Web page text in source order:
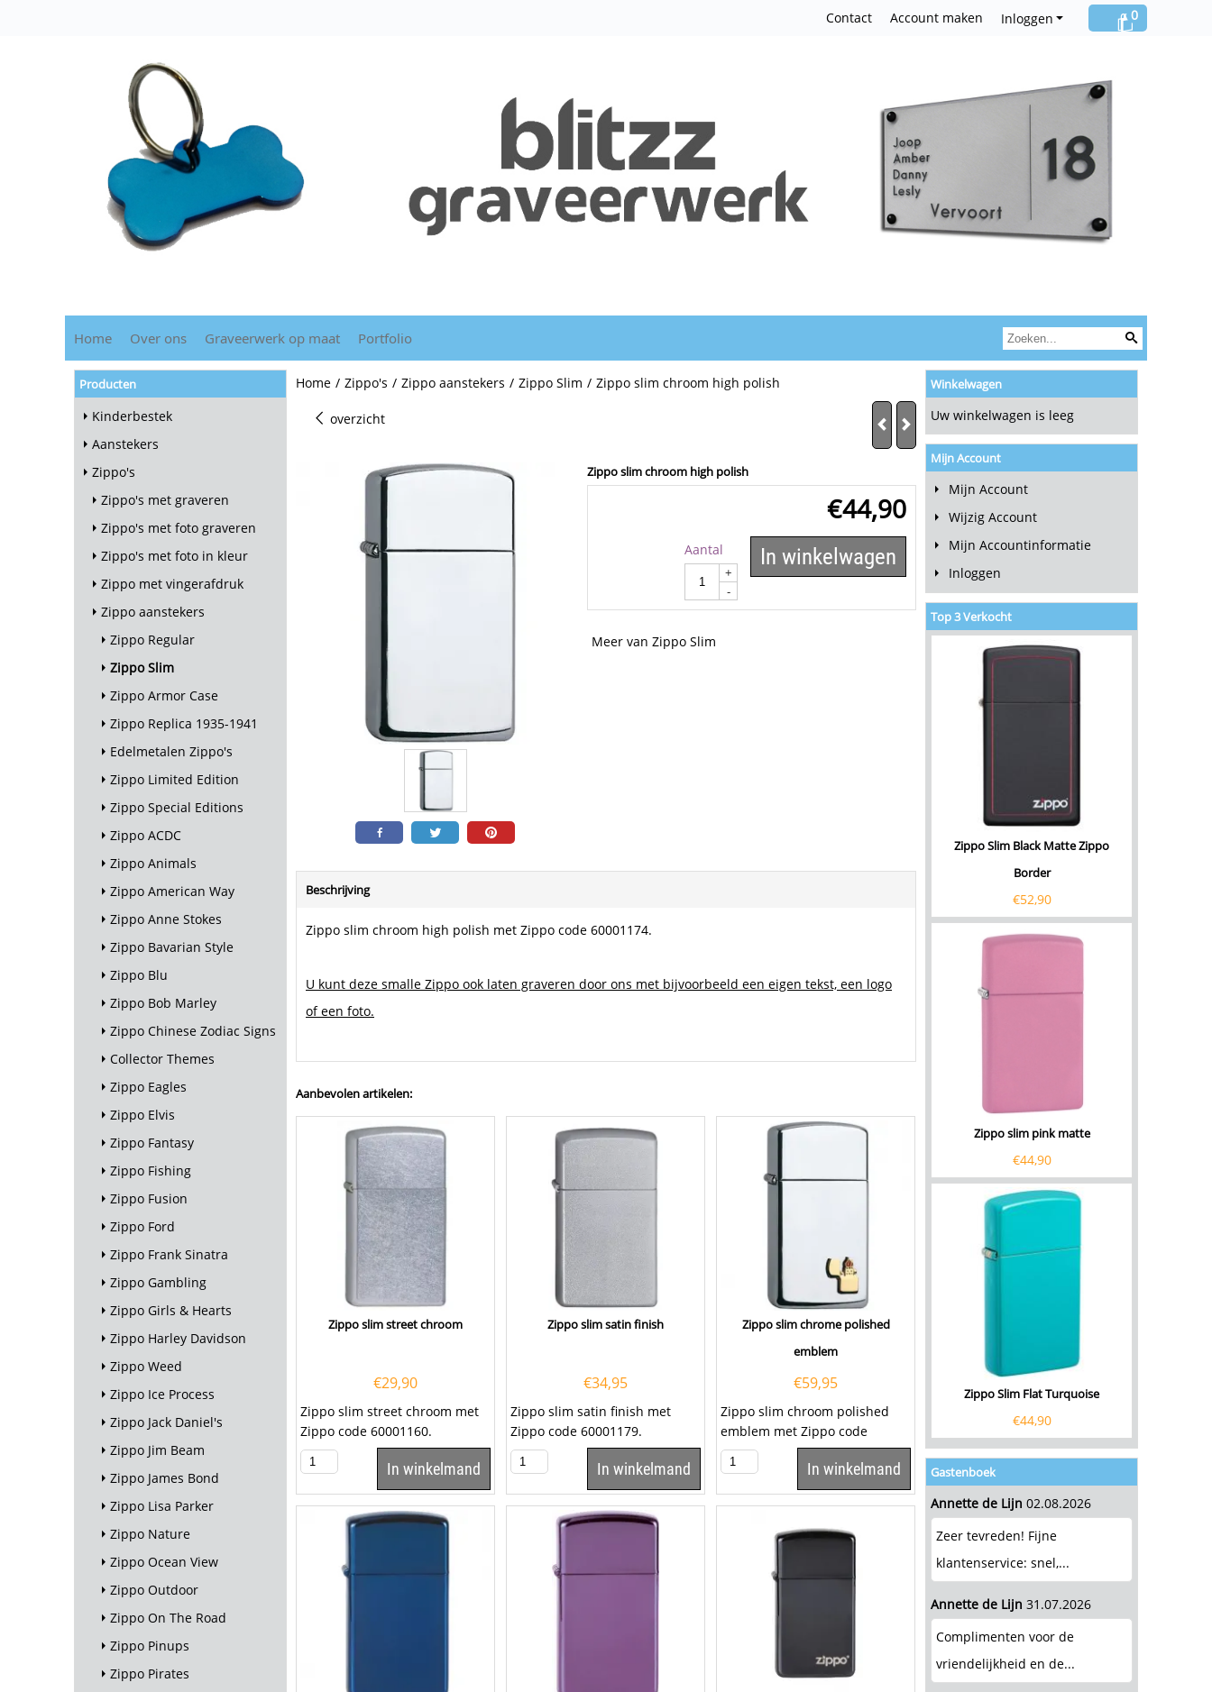
0
Inloggen
Contact Account maken
Home Over ons Graveerwerk op maat Portfolio
Producten
Kinderbestek
Aanstekers
Zippo's
Zippo's met graveren
Zippo's met foto graveren
Zippo's met foto in kleur
Zippo met vingerafdruk
Zippo aanstekers
Zippo Regular
Zippo Slim
Zippo Armor Case
Zippo Replica 1935-1941
Edelmetalen Zippo's
Zippo Limited Edition
Zippo Special Editions
Zippo ACDC
Zippo Animals
Zippo American Way
Zippo Anne Stokes
Zippo Bavarian Style
Zippo Blu
Zippo Bob Marley
Zippo Chinese Zodiac Signs
Collector Themes
Zippo Eagles
Zippo Elvis
Zippo Fantasy
Zippo Fishing
Zippo Fusion
Zippo Ford
Zippo Frank Sinatra
Zippo Gambling
Zippo Girls & Hearts
Zippo Harley Davidson
Zippo Weed
Zippo Ice Process
Zippo Jack Daniel's
Zippo Jim Beam
Zippo James Bond
Zippo Lisa Parker
Zippo Nature
Zippo Ocean View
Zippo Outdoor
Zippo On The Road
Zippo Pinups
Zippo Pirates
Home / Zippo's / Zippo aanstekers / Zippo Slim / Zippo slim chroom high polish
overzicht
Zippo slim chroom high polish
€44,90
Aantal
+
-
In winkelwagen
Meer van Zippo Slim
Beschrijving
Zippo slim chroom high polish met Zippo code 60001174.
U kunt deze smalle Zippo ook laten graveren door ons met bijvoorbeeld een eigen tekst, een logo
of een foto.
Aanbevolen artikelen:
Zippo slim street chroom
€29,90
Zippo slim street chroom met
Zippo code 60001160.
In winkelmand
Zippo slim satin finish
€34,95
Zippo slim satin finish met
Zippo code 60001179.
In winkelmand
Zippo slim chrome polished
emblem
€59,95
Zippo slim chroom polished
emblem met Zippo code
1.370.003. U kunt deze slim
Zippo ook laten...In winkelmand
Winkelwagen
Uw winkelwagen is leeg
Mijn Account
Mijn Account
Wijzig Account
Mijn Accountinformatie
Inloggen
Top 3 Verkocht
Zippo Slim Black Matte Zippo
Border
€52,90
Zippo slim pink matte
€44,90
Zippo Slim Flat Turquoise
€44,90
Gastenboek
Annette de Lijn 02.08.2026
Zeer tevreden! Fijne
klantenservice: snel,...
Annette de Lijn 31.07.2026
Complimenten voor de
vriendelijkheid en de...